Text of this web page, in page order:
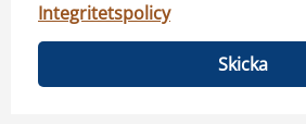
Integritetspolicy
Skicka